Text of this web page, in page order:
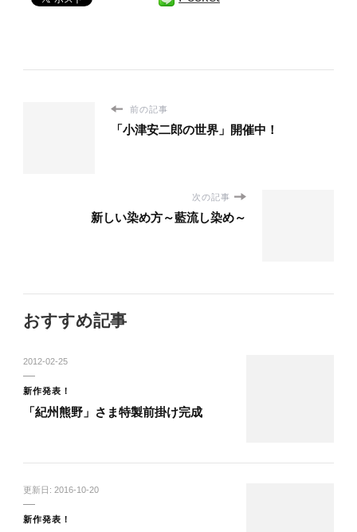
前の記事
「小津安二郎の世界」開催中！
次の記事
新しい染め方～藍流し染め～
おすすめ記事
2012-02-25
新作発表！
「紀州熊野」さま特製前掛け完成
更新日: 2016-10-20
新作発表！